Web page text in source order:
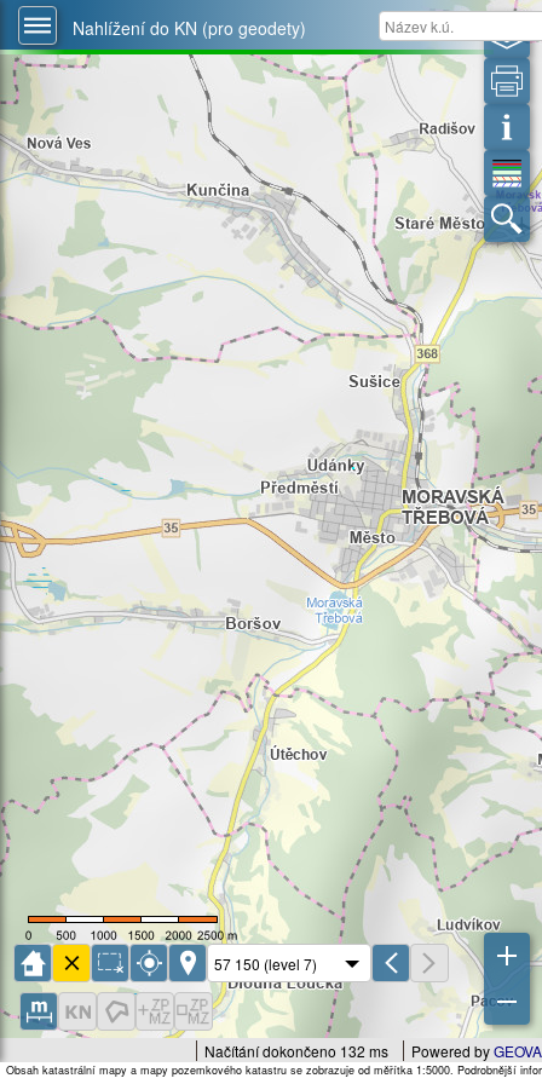
Nahlížení do KN (pro geodety)
Powered by
Načítání dokončeno 132 ms
Obsah katastrální mapy a mapy pozemkového katastru se zobrazuje od měřítka 1:5000. Podrobnější